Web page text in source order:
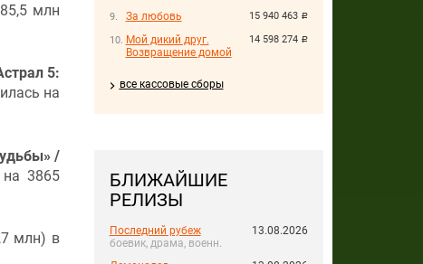
15 940 463 руб.
За любовь
14 598 274 руб.
Мой дикий друг.
Возвращение домой
все кассовые сборы
БЛИЖАЙШИЕ
РЕЛИЗЫ
Последний рубеж
боевик, драма, военн.
13.08.2026
млн
5:
на
/
3865
млн) в